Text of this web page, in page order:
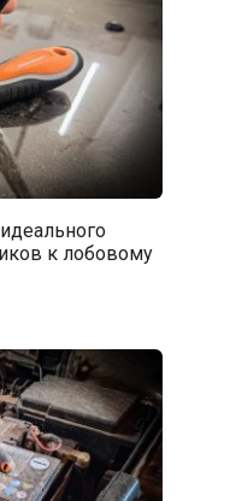
к лобовому